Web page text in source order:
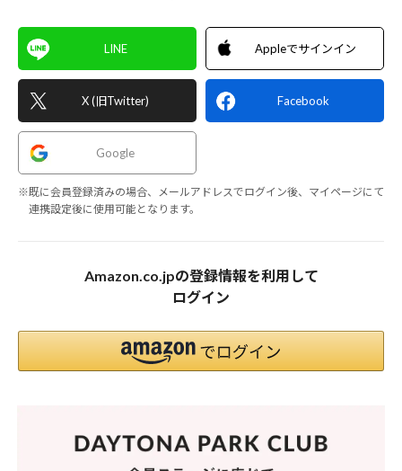
LINE
X (旧Twitter)
Appleでサインイン
Facebook
Google
※既に会員登録済みの場合、メールアドレスでログイン後、マイページにて
連携設定後に使用可能となります。
Amazon.co.jpの登録情報を利用して
ログイン